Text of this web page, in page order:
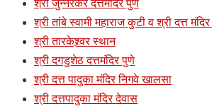
श्री जुन्नरकर दत्तमंदिर पुणे
श्री तांबे स्वामी महाराज कुटी व श्री दत्त
श्री तारकेश्र्वर स्थान
श्री दगडुशेठ दत्तमंदिर पुणे
श्री दत्त पादुका मंदिर निगवे खालसा
श्री दत्तपादुका मंदिर देवास